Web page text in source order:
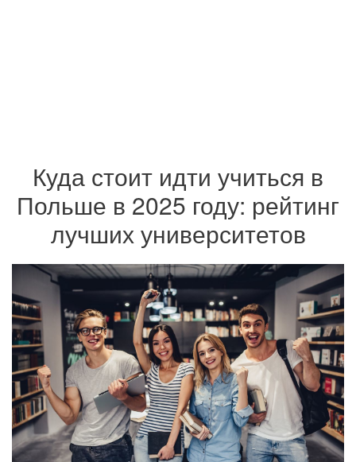
Куда стоит идти учиться в
Польше в 2025 году: рейтинг
лучших университетов